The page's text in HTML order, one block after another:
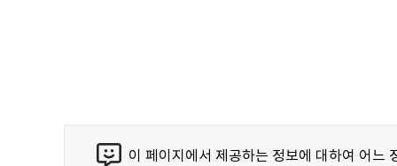
이 페이지에서 제공하는 정보에 대하여 어느